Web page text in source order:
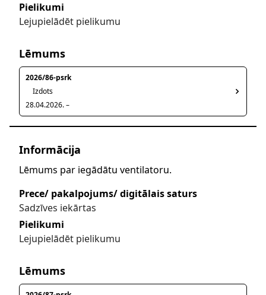
Pielikumi
Lejupielādēt pielikumu
Lēmums
2026/86-psrk
Izdots
28.04.2026. –
Informācija
Lēmums par iegādātu ventilatoru.
Prece/ pakalpojums/ digitālais saturs
Sadzīves iekārtas
Pielikumi
Lejupielādēt pielikumu
Lēmums